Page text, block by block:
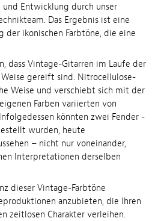
Entwicklung durch unser
Das Ergebnis ist eine
der ikonischen Farbtöne, die eine
dass Vintage-Gitarren im Laufe der
gereift sind. Nitrocellulose-
Weise und verschiebt sich mit der
Farben variierten von
könnten zwei Fender -
wurden, heute
– nicht nur voneinander,
Interpretationen derselben
dieser Vintage-Farbtöne
anzubieten, die Ihren
zeitlosen Charakter verleihen.